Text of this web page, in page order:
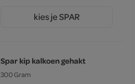
kies je SPAR
Spar kip kalkoen gehakt
300 Gram